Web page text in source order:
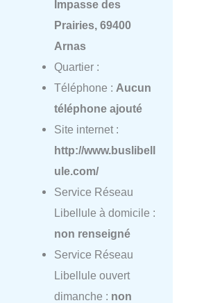
Impasse des
Prairies, 69400
Arnas
Quartier :
Téléphone : Aucun
téléphone ajouté
Site internet :
http://www.buslibell
ule.com/
Service Réseau
Libellule à domicile :
non renseigné
Service Réseau
Libellule ouvert
dimanche : non